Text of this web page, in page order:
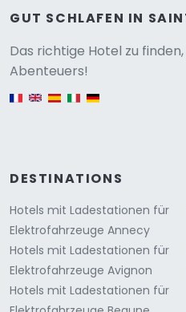
GUT SCHLAFEN IN
Das richtige Hotel zu
Abenteuers!
DESTINATIONS
Hotels mit Ladestationen für
Elektrofahrzeuge Annecy
Hotels mit Ladestationen für
Elektrofahrzeuge Avignon
Hotels mit Ladestationen für